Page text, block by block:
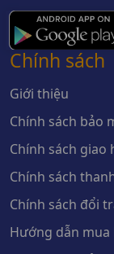
Chính sách
Giới thiệu
Chính sách bảo
Chính sách giao
Chính sách
Chính sách đổi
Hướng dẫn mua